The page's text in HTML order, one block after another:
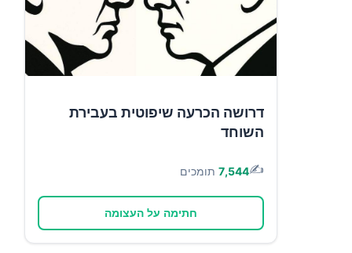
דרושה הכרעה שיפוטית בעבירת
השוחד
✍️
7,544 תומכים
חתימה על העצומה